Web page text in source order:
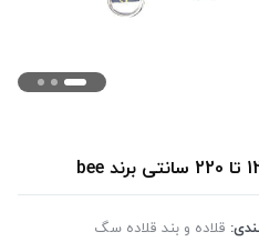
قلاده و بند قلاده سگ